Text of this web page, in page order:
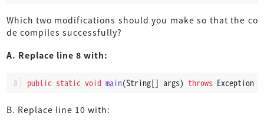
Which two modifications should you make so that the co
de compiles successfully?
A. Replace line 8 with:
public static void main(String[] args) throws Exception {
B. Replace line 10 with: